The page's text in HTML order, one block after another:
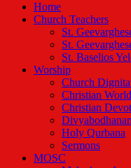
Home
Church Teachers
St.
St.
St. Baselios
Worship
Church
Christian
Christian
Holy Qurbana
Sermons
MOSC